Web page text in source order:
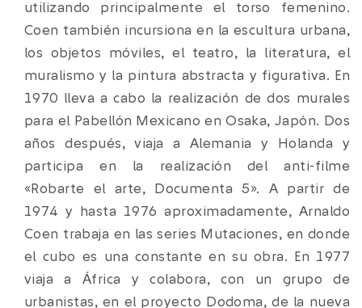
utilizando principalmente el torso femenino.
Coen también incursiona en la escultura urbana,
los objetos móviles, el teatro, la literatura, el
muralismo y la pintura abstracta y figurativa. En
1970 lleva a cabo la realización de dos murales
para el Pabellón Mexicano en Osaka, Japón. Dos
años después, viaja a Alemania y Holanda y
participa en la realización del anti-filme
«Robarte el arte, Documenta 5». A partir de
1974 y hasta 1976 aproximadamente, Arnaldo
Coen trabaja en las series Mutaciones, en donde
el cubo es una constante en su obra. En 1977
viaja a África y colabora, con un grupo de
urbanistas, en el proyecto Dodoma, de la nueva